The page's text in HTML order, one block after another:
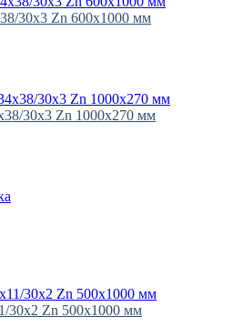
30х3 Zn 600х1000 мм
30х3 Zn 1000х270 мм
30х2 Zn 500х1000 мм